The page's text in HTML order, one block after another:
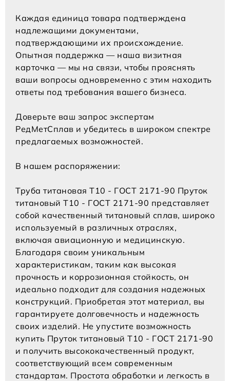
Каждая единица товара подтверждена
надлежащими документами,
подтверждающими их происхождение.
Опытная поддержка — наша визитная
карточка — мы на связи, чтобы прояснять
ваши вопросы одновременно с этим находить
ответы под требования вашего бизнеса.
Доверьте ваш запрос экспертам
РедМетСплав и убедитесь в широком спектре
предлагаемых возможностей.
В нашем распоряжении:
Труба титановая Т10 - ГОСТ 2171-90 Пруток
титановый Т10 - ГОСТ 2171-90 представляет
собой качественный титановый сплав, широко
используемый в различных отраслях,
включая авиационную и медицинскую.
Благодаря своим уникальным
характеристикам, таким как высокая
прочность и коррозионная стойкость, он
идеально подходит для создания надежных
конструкций. Приобретая этот материал, вы
гарантируете долговечность и надежность
своих изделий. Не упустите возможность
купить Пруток титановый Т10 - ГОСТ 2171-90
и получить высококачественный продукт,
соответствующий всем современным
стандартам. Простота обработки и легкость в